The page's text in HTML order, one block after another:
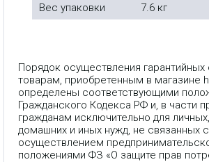
Вес упаковки
7.6 кг
Порядок осуществления гарантийных
товарам, приобретенным в магазине
определены соответствующими
Гражданского Кодекса РФ и, в части
гражданам исключительно для
домашних и иных нужд, не связанных с
осуществлением
положениями ФЗ «О защите прав